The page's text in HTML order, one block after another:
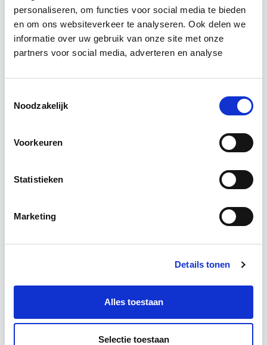
personaliseren, om functies voor social media te bieden
en om ons websiteverkeer te analyseren. Ook delen we
informatie over uw gebruik van onze site met onze
partners voor social media, adverteren en analyse
Noodzakelijk
Voorkeuren
Statistieken
Marketing
Details tonen
Alles toestaan
Selectie toestaan
Vastgoedmanagement
De opleiding Vastgoedmanagement biedt een
vastgoedportefeuille optimaal te exploiteren.
4 - 8 uur per week
Eerstvolgende startdatum
Meer informatie